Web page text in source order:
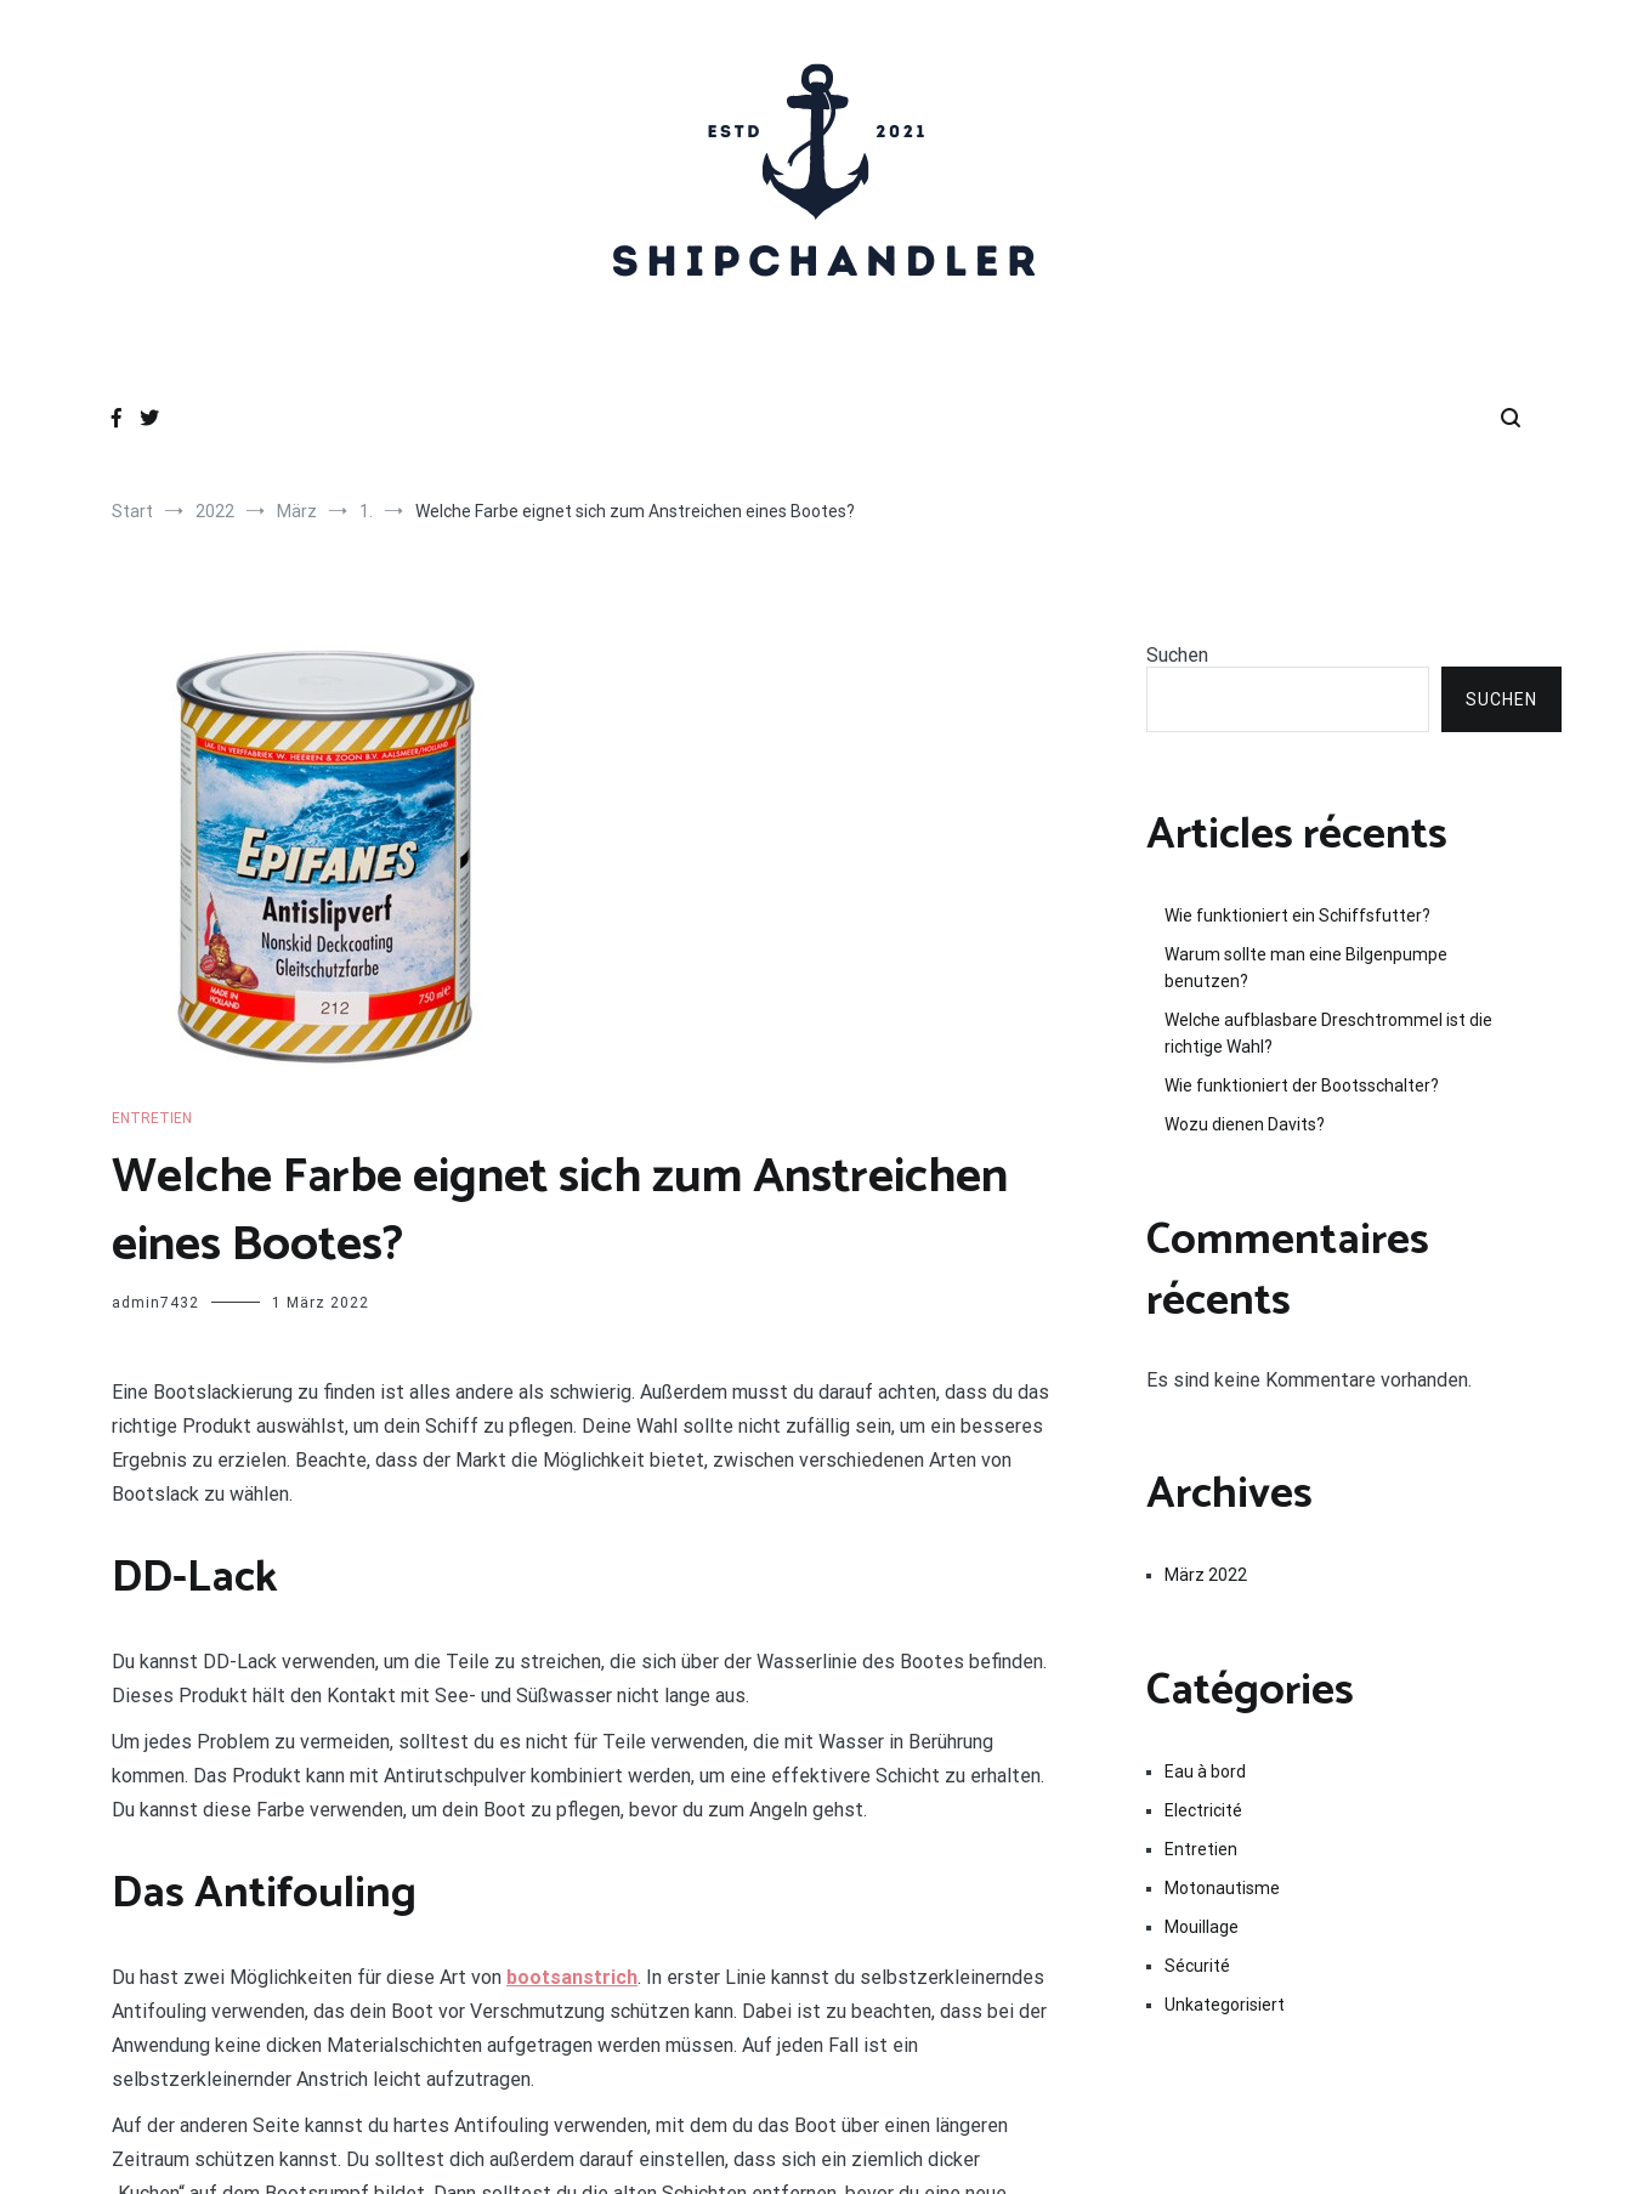
Start 2022 März 1. Welche Farbe eignet sich zum Anstreichen eines Bootes?
ENTRETIEN
Welche Farbe eignet sich zum Anstreichen
eines Bootes?
admin7432 1 März 2022
Eine Bootslackierung zu finden ist alles andere als schwierig. Außerdem musst du darauf achten, dass du das
richtige Produkt auswählst, um dein Schiff zu pflegen. Deine Wahl sollte nicht zufällig sein, um ein besseres
Ergebnis zu erzielen. Beachte, dass der Markt die Möglichkeit bietet, zwischen verschiedenen Arten von
Bootslack zu wählen.
DD-Lack
Du kannst DD-Lack verwenden, um die Teile zu streichen, die sich über der Wasserlinie des Bootes befinden.
Dieses Produkt hält den Kontakt mit See- und Süßwasser nicht lange aus.
Um jedes Problem zu vermeiden, solltest du es nicht für Teile verwenden, die mit Wasser in Berührung
kommen. Das Produkt kann mit Antirutschpulver kombiniert werden, um eine effektivere Schicht zu erhalten.
Du kannst diese Farbe verwenden, um dein Boot zu pflegen, bevor du zum Angeln gehst.
Das Antifouling
Du hast zwei Möglichkeiten für diese Art von bootsanstrich. In erster Linie kannst du selbstzerkleinerndes
Antifouling verwenden, das dein Boot vor Verschmutzung schützen kann. Dabei ist zu beachten, dass bei der
Anwendung keine dicken Materialschichten aufgetragen werden müssen. Auf jeden Fall ist ein
selbstzerkleinernder Anstrich leicht aufzutragen.
Auf der anderen Seite kannst du hartes Antifouling verwenden, mit dem du das Boot über einen längeren
Zeitraum schützen kannst. Du solltest dich außerdem darauf einstellen, dass sich ein ziemlich dicker
Suchen
SUCHEN
Articles récents
Wie funktioniert ein Schiffsfutter?
Warum sollte man eine Bilgenpumpe
benutzen?
Welche aufblasbare Dreschtrommel ist die
richtige Wahl?
Wie funktioniert der Bootsschalter?
Wozu dienen Davits?
Commentaires
récents
Es sind keine Kommentare vorhanden.
Archives
März 2022
Catégories
Eau à bord
Electricité
Entretien
Motonautisme
Mouillage
Sécurité
Unkategorisiert